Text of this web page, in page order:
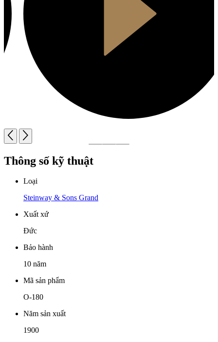
Thông số kỹ thuật
Loại
Steinway & Sons Grand
Xuất xứ
Đức
Bảo hành
10 năm
Mã sản phẩm
O-180
Năm sản xuất
1900